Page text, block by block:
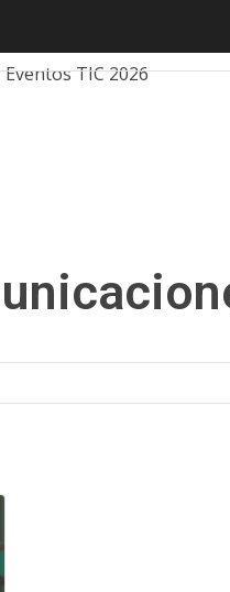
TIC 2026